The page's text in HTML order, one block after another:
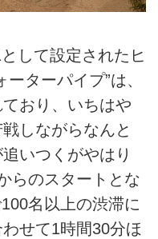
して設定されたヒ
ターパイプ”は、
おり、いちはや
しながらなんと
いつくがやはり
らのスタートとな
名以上の渋滞に
せて1時間30分ほ